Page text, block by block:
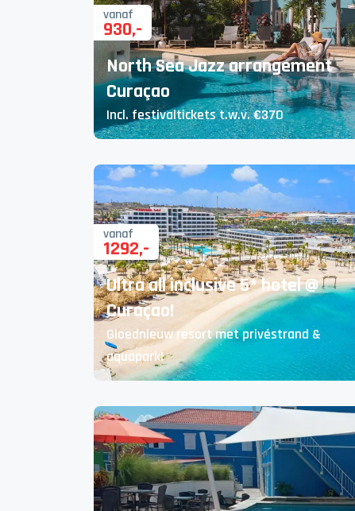
vanaf
930,-
North Sea Jazz arrangement
Curaçao
Incl. festivaltickets t.w.v. €370
vanaf
1292,-
Ultra all inclusive 5* hotel @
Curaçao!
Gloednieuw resort met privéstrand &
aquapark!